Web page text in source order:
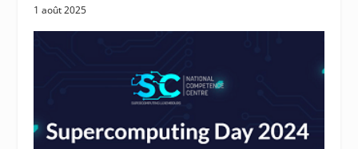
1 août 2025